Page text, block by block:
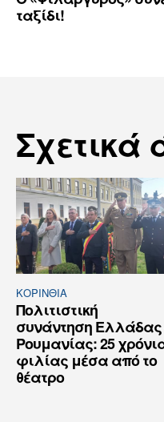
ταξίδι!
Σχετικά
ΚΟΡΙΝΘΊΑ
Πολιτιστική
συνάντηση Ελλάδας
Ρουμανίας: 25
φιλίας μέσα από το
θέατρο